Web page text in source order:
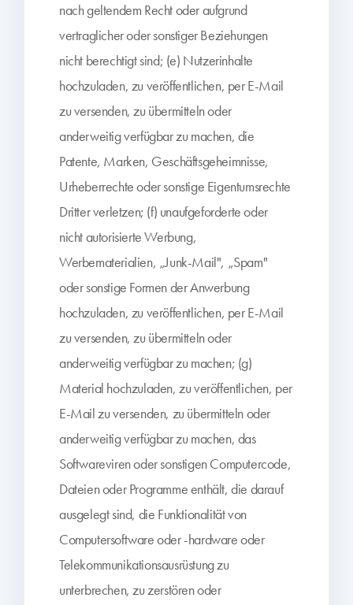
nach geltendem Recht oder aufgrund
vertraglicher oder sonstiger Beziehungen
nicht berechtigt sind; (e) Nutzerinhalte
hochzuladen, zu veröffentlichen, per E-Mail
zu versenden, zu übermitteln oder
anderweitig verfügbar zu machen, die
Patente, Marken, Geschäftsgeheimnisse,
Urheberrechte oder sonstige Eigentumsrechte
Dritter verletzen; (f) unaufgeforderte oder
nicht autorisierte Werbung,
Werbematerialien, „Junk-Mail", „Spam"
oder sonstige Formen der Anwerbung
hochzuladen, zu veröffentlichen, per E-Mail
zu versenden, zu übermitteln oder
anderweitig verfügbar zu machen; (g)
Material hochzuladen, zu veröffentlichen, per
E-Mail zu versenden, zu übermitteln oder
anderweitig verfügbar zu machen, das
Softwareviren oder sonstigen Computercode,
Dateien oder Programme enthält, die darauf
ausgelegt sind, die Funktionalität von
Computersoftware oder -hardware oder
Telekommunikationsausrüstung zu
unterbrechen, zu zerstören oder